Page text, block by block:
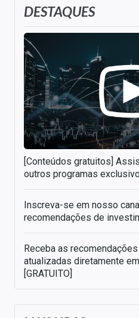
DESTAQUES
[Conteúdos gratuitos]
outros programas
Inscreva-se em nosso
recomendações de
Receba as
atualizadas diretamente
[GRATUITO]